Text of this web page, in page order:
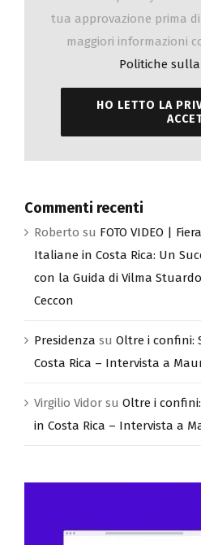
Per la tua privacy
tua approvazione prima di
maggiori informazioni
Politiche sulla
Commenti recenti
Roberto suFOTO VIDEO |
Italiane in Costa Rica: Un
con la Guida di Vilma
Presidenza suOltre i confini:
Virgilio VidorsuOltre i